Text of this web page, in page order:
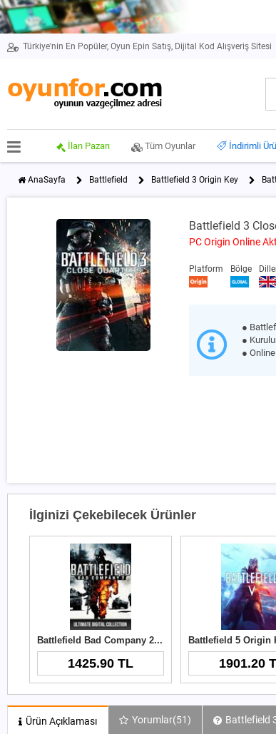
Türkiye'nin En Popüler, Oyun Epin Satış, Dijital Kod Alışveriş Sitesi
İlan Pazarı Tüm Oyunlar İndirimli
AnaSayfa Battlefield Battlefield 3 Origin Key
Battlefield 3
PC Origin Online
Platform Bölge
●
●
●
İlginizi Çekebilecek Ürünler
Battlefield Bad Company 2 Ultimate Digital Collection Origin Key
1425.90 TL
Battlefield 5 Origin
1901.20
Ürün Açıklaması Yorumlar(51) Battlefield